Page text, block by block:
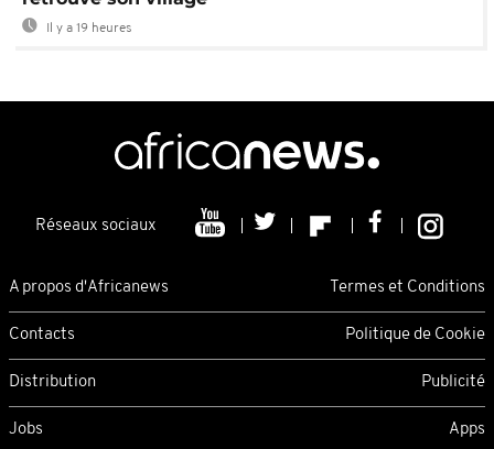
Il y a 19 heures
Réseaux sociaux
A propos d'Africanews Termes et Conditions
Contacts Politique de Cookie
Distribution Publicité
Jobs Apps